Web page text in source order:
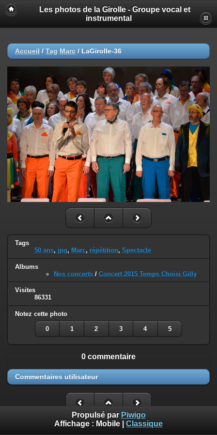
Les photos de la Girolle - Groupe vocal et
instrumental
Accueil / Tag Marc / LaGirolle-36
Tags
50 ans, jpg, Marc, répétition, Spectacle
Albums
Nos concerts / Concert 2015 Temps Choisi Gilly
Visites
86331
Notez cette photo
0 1 2 3 4 5
0 commentaire
Commentaires utilisateur
Propulsé par Piwigo
Affichage : Mobile Classique